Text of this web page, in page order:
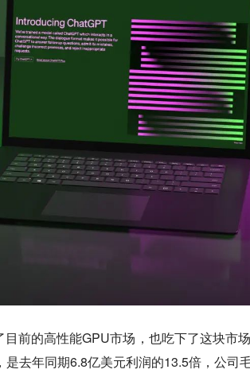
前的高性能GPU市场，也吃下了这块市
去年同期6.8亿美元利润的13.5倍，公司